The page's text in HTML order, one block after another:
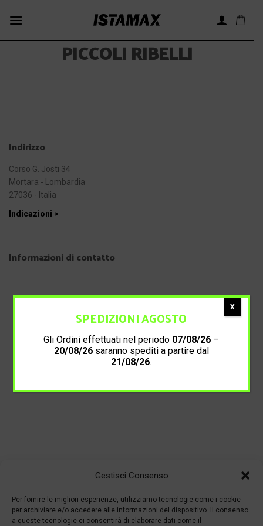
Gestisci Consenso
Per fornire le migliori esperienze, utilizziamo tecnologie come i cookie
per archiviare e/o accedere alle informazioni del dispositivo. Il consenso
a queste tecnologie ci consentirà di elaborare dati come il
PICCOLI RIBELLI
Indirizzo
Corso G. Josti 34
Mortara - Lombardia
27036 - Italia
Indicazioni >
Informazioni di contatto
SPEDIZIONI AGOSTO
Gli Ordini effettuati nel periodo 07/08/26 –
20/08/26saranno spediti a partire dal
21/08/26.
X